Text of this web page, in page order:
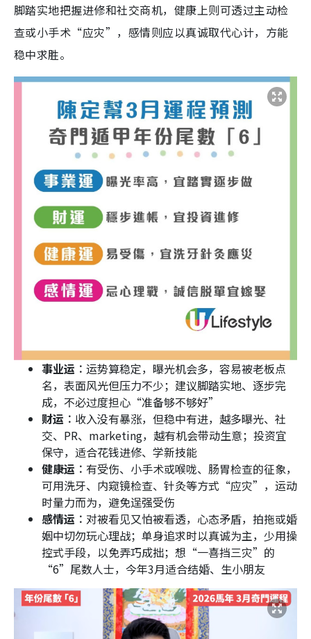
脚踏实地把握进修和社交商机，健康上则可透过主动检
查或小手术“应灾”，感情则应以真诚取代心计，方能
稳中求胜。
事业运︰ 运势算稳定，曝光机会多，容易被老板点
名，表面风光但压力不少；建议脚踏实地、逐步完
成，不必过度担心“准备够不够好”
财运︰ 收入没有暴涨，但稳中有进，越多曝光、社
交、PR、marketing，越有机会带动生意；投资宜
保守，适合花钱进修、学新技能
健康运︰ 有受伤、小手术或喉咙、肠胃检查的征象，
可用洗牙、内窥镜检查、针灸等方式“应灾”，运动
时量力而为，避免逞强受伤
感情运︰ 对被看见又怕被看透，心态矛盾，拍拖或婚
姻中切勿玩心理战；单身追求时以真诚为主，少用操
控式手段，以免弄巧成拙；想“一喜挡三灾”的
“6”尾数人士，今年3月适合结婚、生小朋友